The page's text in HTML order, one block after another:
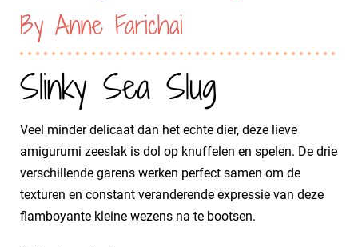
By Anne Farichai
Slinky Sea Slug
Veel minder delicaat dan het echte dier, deze lieve
amigurumi zeeslak is dol op knuffelen en spelen. De drie
verschillende garens werken perfect samen om de
texturen en constant veranderende expressie van deze
flamboyante kleine wezens na te bootsen.